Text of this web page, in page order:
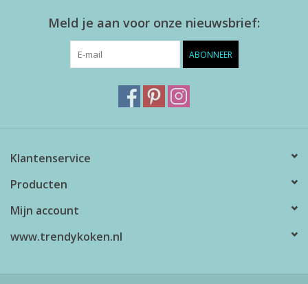
Meld je aan voor onze nieuwsbrief:
ABONNEER
Klantenservice
Producten
Mijn account
www.trendykoken.nl